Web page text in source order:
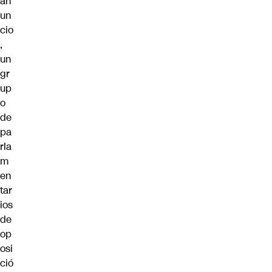
un
cio
,
un
gr
up
o
de
pa
rla
m
en
tar
ios
de
op
osi
ció